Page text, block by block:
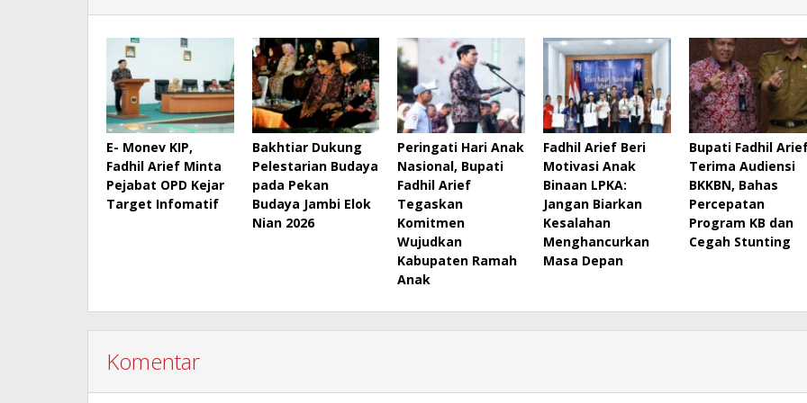
E- Monev KIP,
Fadhil Arief Minta
Pejabat OPD Kejar
Target Infomatif
Bakhtiar Dukung
Pelestarian Budaya
pada Pekan
Budaya Jambi Elok
Nian 2026
Peringati Hari Anak
Nasional, Bupati
Fadhil Arief
Tegaskan
Komitmen
Wujudkan
Kabupaten Ramah
Anak
Fadhil Arief Beri
Motivasi Anak
Binaan LPKA:
Jangan Biarkan
Kesalahan
Menghancurkan
Masa Depan
Bupati Fadhil
Terima Audiensi
BKKBN, Bahas
Percepatan
Program KB dan
Cegah Stunting
Komentar